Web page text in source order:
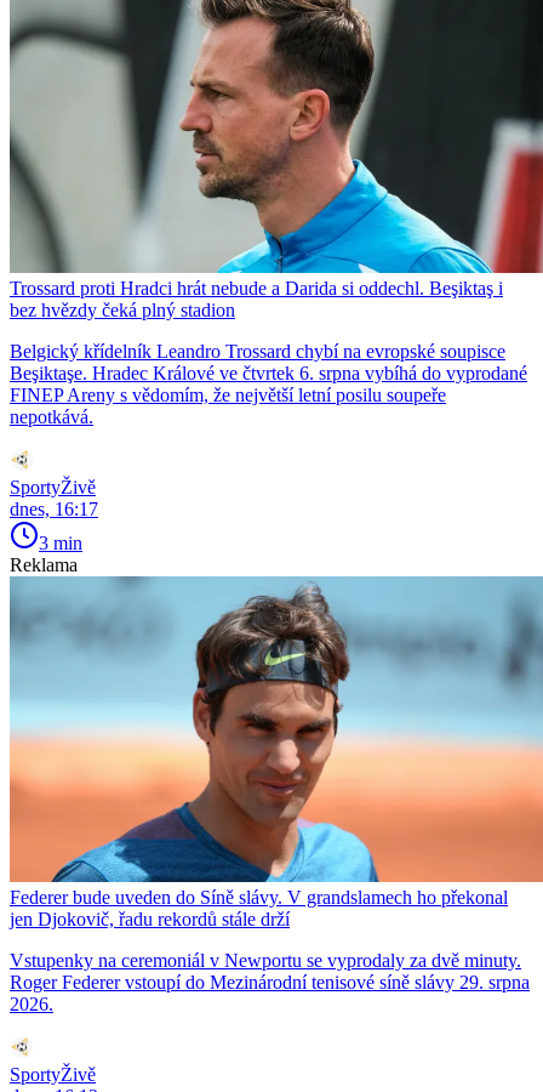
Trossard proti Hradci hrát nebude a Darida si oddechl. Beşiktaş i
bez hvězdy čeká plný stadion
Belgický křídelník Leandro Trossard chybí na evropské soupisce
Beşiktaşe. Hradec Králové ve čtvrtek 6. srpna vybíhá do vyprodané
FINEP Areny s vědomím, že největší letní posilu soupeře
nepotkává.
SportyŽivě
dnes, 16:17
3 min
Reklama
Federer bude uveden do Síně slávy. V grandslamech ho překonal
jen Djokovič, řadu rekordů stále drží
Vstupenky na ceremoniál v Newportu se vyprodaly za dvě minuty.
Roger Federer vstoupí do Mezinárodní tenisové síně slávy 29. srpna
2026.
SportyŽivě